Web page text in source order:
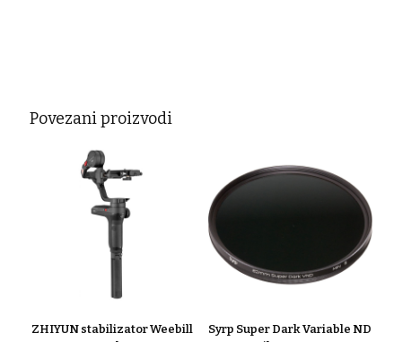
Povezani proizvodi
ZHIYUN stabilizator Weebill
Syrp Super Dark Variable ND